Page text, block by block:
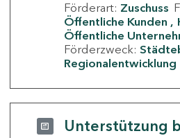
Förderart: Zuschuss
Öffentliche Kunden
Öffentliche
Förderzweck:
Regionalentwicklung
Unterstützung